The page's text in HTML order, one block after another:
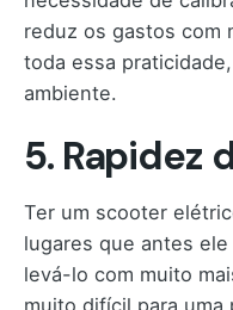
reduz os gastos com
toda essa
ambiente.
5. Rapidez
Ter um scooter
lugares que antes
levá-lo com muito